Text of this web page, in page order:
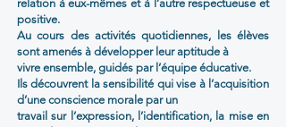
relation à eux-mêmes et à l’autre respectueuse et
positive.
Au cours des activités quotidiennes, les élèves
sont amenés à développer leur aptitude à
vivre ensemble, guidés par l’équipe éducative.
Ils découvrent la sensibilité qui vise à l’acquisition
d’une conscience morale par un
travail sur l’expression, l’identification, la mise en